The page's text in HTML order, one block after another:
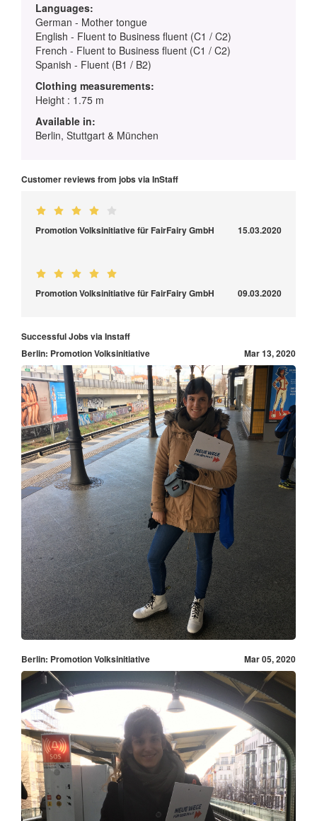
Languages:
German - Mother tongue
English - Fluent to Business fluent (C1 / C2)
French - Fluent to Business fluent (C1 / C2)
Spanish - Fluent (B1 / B2)
Clothing measurements:
Height : 1.75 m
Available in:
Berlin, Stuttgart & München
Customer reviews from jobs via InStaff
Promotion Volksinitiative für FairFairy GmbH 15.03.2020
Promotion Volksinitiative für FairFairy GmbH 09.03.2020
Successful Jobs via Instaff
Berlin: Promotion Volksinitiative
Mar 13, 2020
Berlin: Promotion Volksinitiative Mar 05, 2020